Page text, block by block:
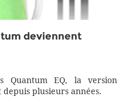
deviennent
Quantum EQ, la version
plusieurs années.